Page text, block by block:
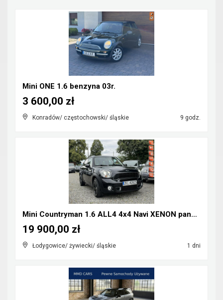
Mini ONE 1.6 benzyna 03r.
Konradów/ częstochowski/ śląskie 9 godz.
3 600,00 zł
Mini Countryman 1.6 ALL4 4x4 Navi XENON panorama
Łodygowice/ żywiecki/ śląskie 1 dni
19 900,00 zł